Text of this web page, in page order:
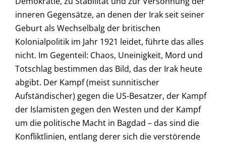
inneren Gegensätze, an denen der Irak seit seiner
Geburt als Wechselbalg der britischen
Kolonialpolitik im Jahr 1921 leidet, führte das alles
nicht. Im Gegenteil: Chaos, Uneinigkeit, Mord und
Totschlag bestimmen das Bild, das der Irak heute
abgibt. Der Kampf (meist sunnitischer
Aufständischer) gegen die US-Besatzer, der Kampf
der Islamisten gegen den Westen und der Kampf
um die politische Macht in Bagdad – das sind die
Konfliktlinien, entlang derer sich die verstörende